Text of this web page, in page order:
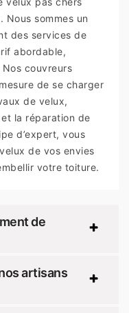
Nous sommes un
des services de
abordable,
couvreurs
de se charger
de velux,
la réparation de
d’expert, vous
de vos envies
votre toiture.
de
artisans